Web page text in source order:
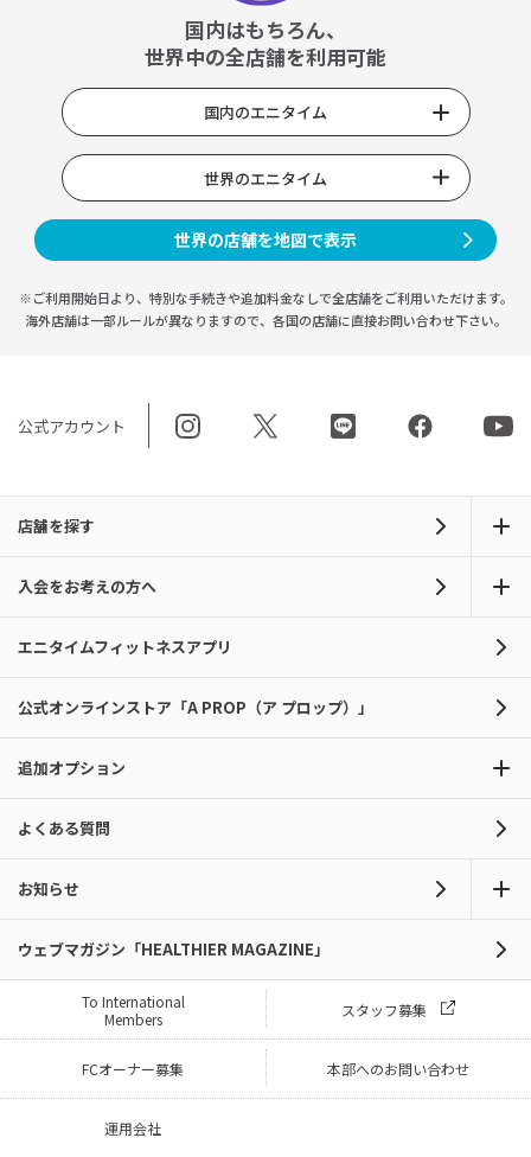
国内はもちろん、
世界中の全店舗を利用可能
国内のエニタイム
世界のエニタイム
世界の店舗を地図で表示
※ご利用開始日より、特別な手続きや追加料金なしで全店舗をご利用いただけます。
海外店舗は一部ルールが異なりますので、 各国の店舗に直接お問い合わせ下さい。
公式アカウント
店舗を探す
入会をお考えの方へ
エニタイムフィットネスアプリ
公式オンラインストア「A PROP（ア プロップ）」
追加オプション
よくある質問
お知らせ
ウェブマガジン「HEALTHIER MAGAZINE」
To International
Members
スタッフ募集
FCオーナー募集 本部へのお問い合わせ
運用会社